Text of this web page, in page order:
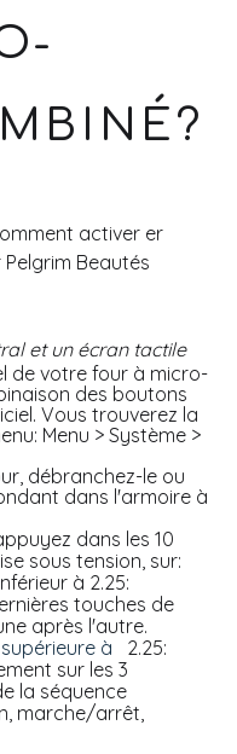
activer er
Beautés
et un écran tactile
de votre four à micro-
des boutons
Vous trouverez la
Menu > Système >
débranchez-le ou
dans l'armoire à
dans les 10
sous tension, sur:
à 2.25:
touches de
après l'autre.
à
2.25:
sur les 3
la séquence
marche/arrêt,